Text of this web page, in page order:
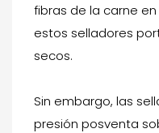
fibras de la carne
estos selladores
secos.
Sin embargo, las
presión posventa